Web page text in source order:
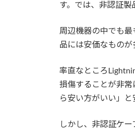
す。では、非認証製
周辺機器の中でも
品には安価なものが
率直なところ
損傷することが非常
ら安い方がいい」と
しかし、非認証ケ